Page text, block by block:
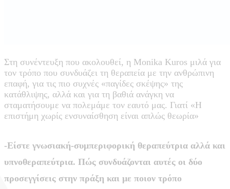
Στη συνέντευξη που ακολουθεί, η Monika Kuros μιλά για
τον τρόπο που συνδυάζει τη θεραπεία με την ανθρώπινη
επαφή, για τις πιο συχνές «παγίδες σκέψης» της
κατάθλιψης, αλλά και για τη βαθιά ανάγκη να
σταματήσουμε να πολεμάμε τον εαυτό μας. Γιατί «Η
επιστήμη χωρίς ενσυναίσθηση είναι απλώς θεωρία»
-Είστε γνωσιακή-συμπεριφορική θεραπεύτρια αλλά και
υπνοθεραπεύτρια. Πώς συνδυάζονται αυτές οι δύο
προσεγγίσεις στην πράξη και με ποιον τρόπο